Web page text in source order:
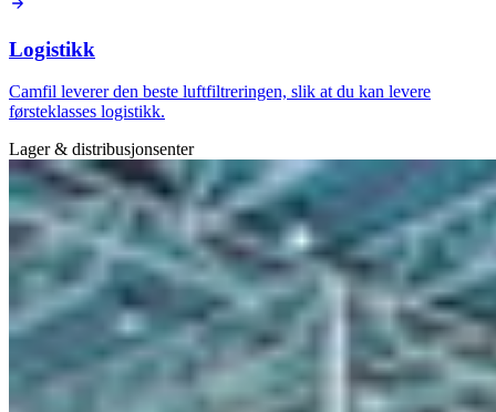
Logistikk
Camfil leverer den beste luftfiltreringen, slik at du kan levere
førsteklasses logistikk.
Lager & distribusjonsenter